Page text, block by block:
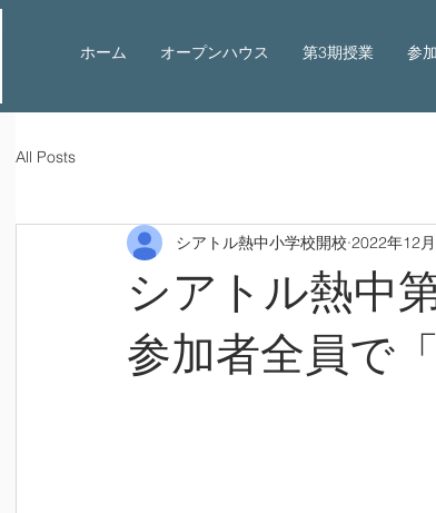
ホーム オープンハウス 第3期授業 参
All Posts
シアトル熱中
参加者全員で
シアトル熱中小学校開校 2022年12